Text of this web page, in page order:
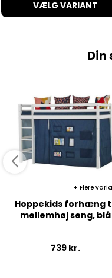
VÆLG VARIANT
Din
Flere
Hoppekids forhæng
mellemhøj seng, blå
739 kr.